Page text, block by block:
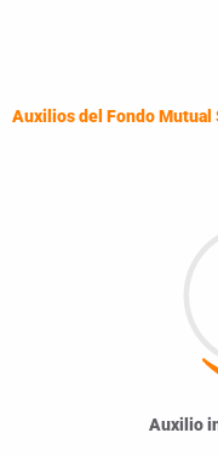
Auxilios del Fondo Mutual
Auxilio